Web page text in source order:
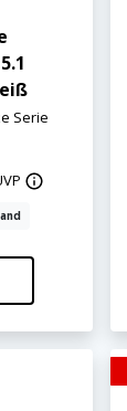
Serie